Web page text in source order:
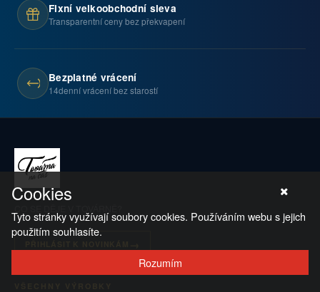
Fixní velkoobchodní sleva
Transparentní ceny bez překvapení
Bezplatné vrácení
14denní vrácení bez starostí
Cookies
Tyto stránky využívají soubory cookies. Používáním webu s jejich
použitím souhlasíte.
Rozumím